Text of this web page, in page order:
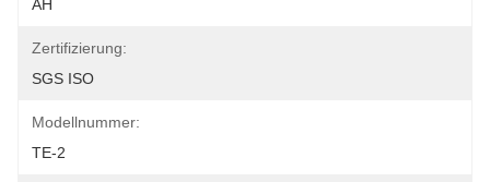
AH
Zertifizierung:
SGS ISO
Modellnummer:
TE-2